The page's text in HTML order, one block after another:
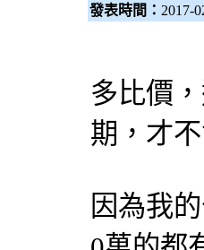
發表時間： 2017-
多比價
期，才
因為我